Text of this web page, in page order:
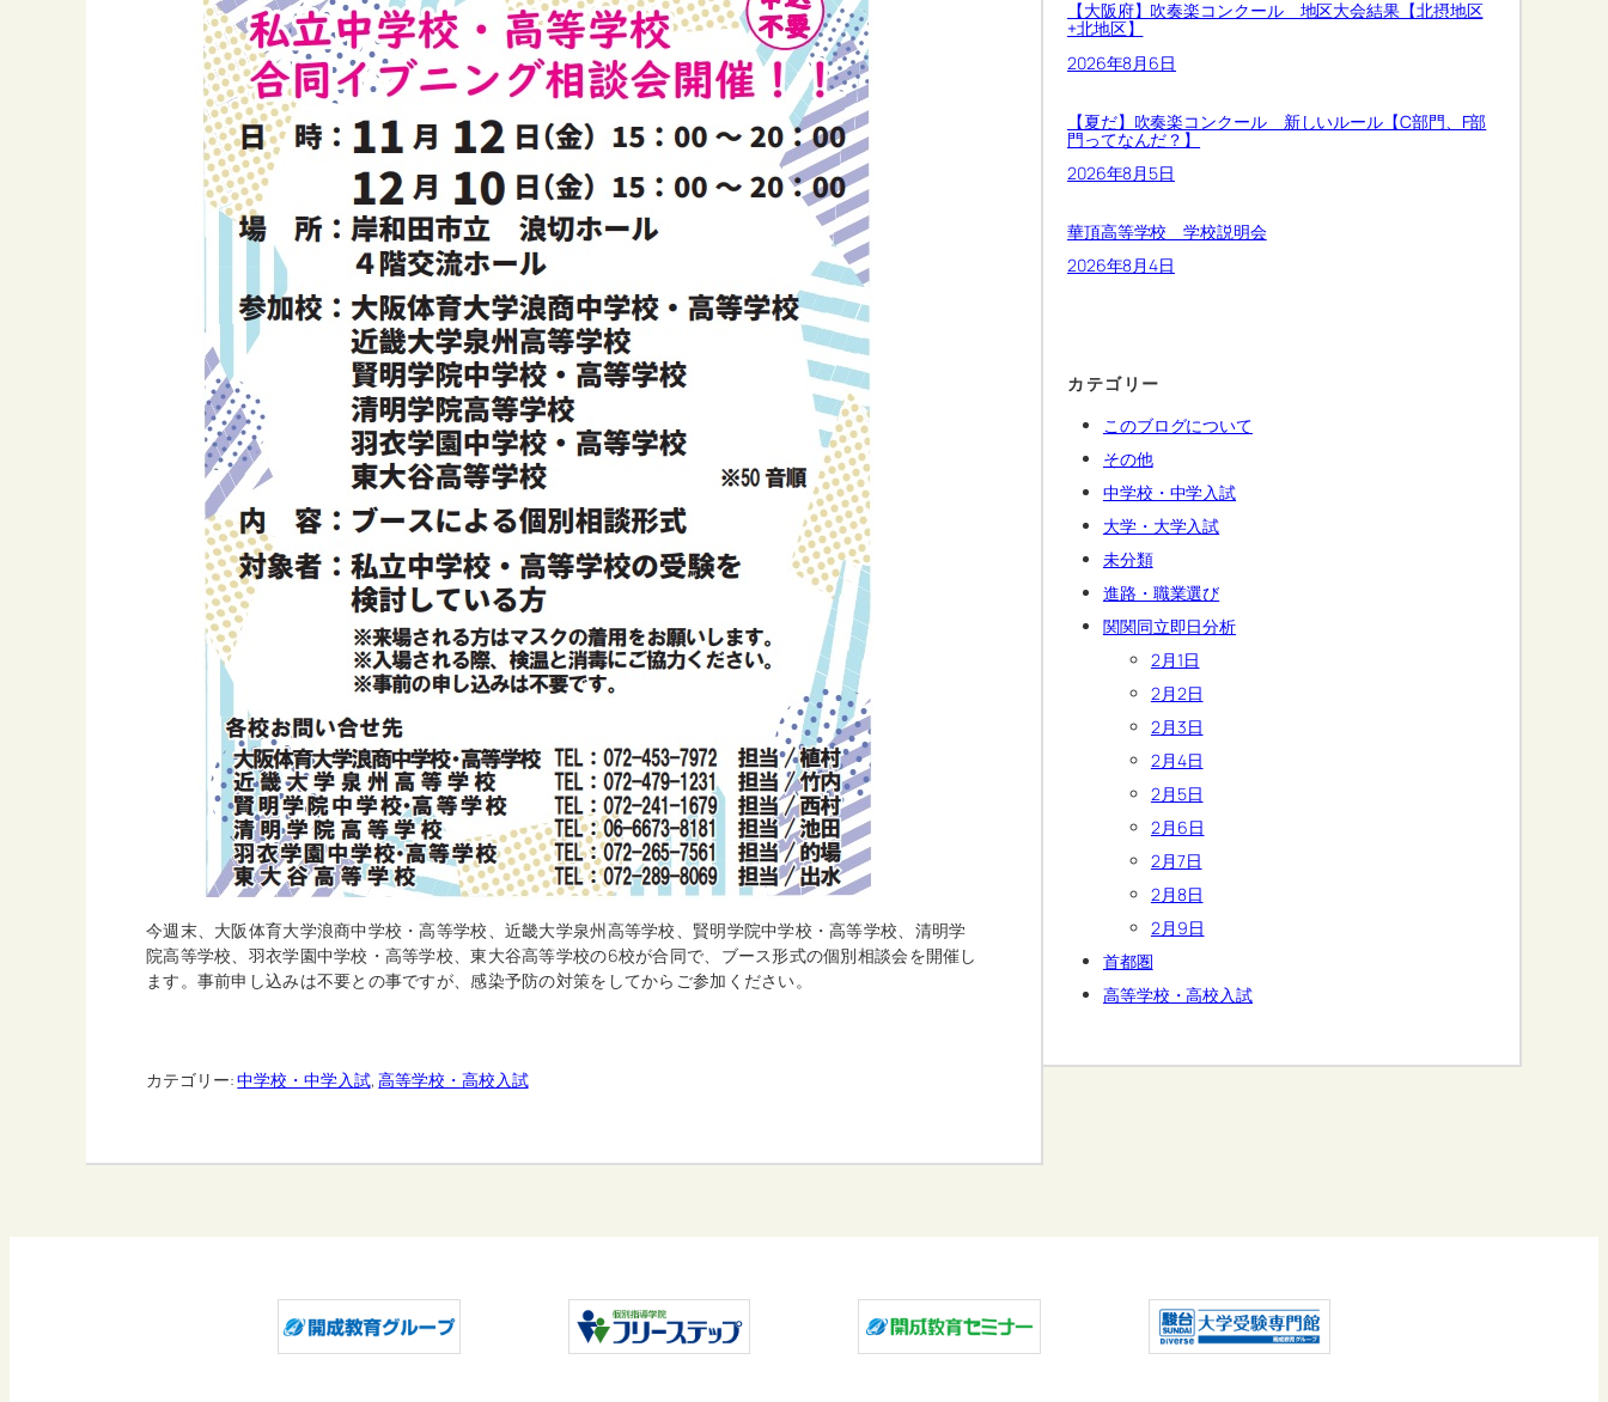
今週末、大阪体育大学浪商中学校・高等学校、近畿大学泉州高等学校、賢明学院中学校・高等学校、清明学
院高等学校、羽衣学園中学校・高等学校、東大谷高等学校の6校が合同で、ブース形式の個別相談会を開催し
ます。事前申し込みは不要との事ですが、感染予防の対策をしてからご参加ください。
カテゴリー:中学校・中学入試, 高等学校・高校入試
【大阪府】吹奏楽コンクール 地区大会結果【北摂地区
+北地区】
2026年8月6日
【夏だ】吹奏楽コンクール 新しいルール【C部門、F部
門ってなんだ？】
2026年8月5日
華頂高等学校 学校説明会
2026年8月4日
カテゴリー
このブログについて
その他
中学校・中学入試
大学・大学入試
未分類
進路・職業選び
関関同立即日分析
2月1日
2月2日
2月3日
2月4日
2月5日
2月6日
2月7日
2月8日
2月9日
首都圏
高等学校・高校入試